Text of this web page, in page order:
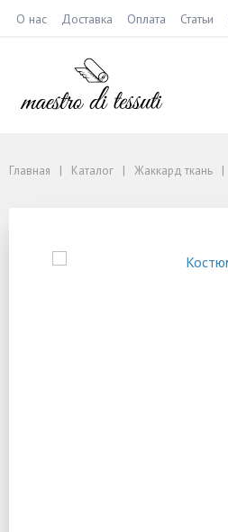
О нас Доставка Оплата Статьи
Главная Каталог Жаккард ткань